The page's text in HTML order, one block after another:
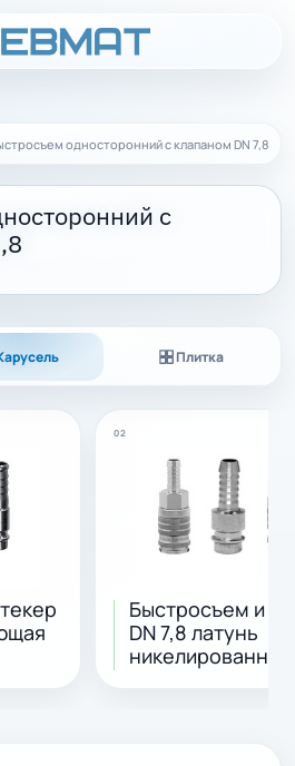
односторонний с клапаном DN 7,8
с
Плитка
02
Быстросъем и
DN 7,8 латунь
никелированная